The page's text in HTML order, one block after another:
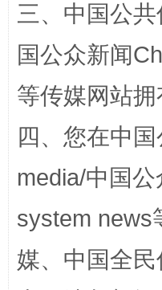
习近平的博鳌
三、中国公
国公众新闻
等传媒网站
四、您在中
media/中国
system news
媒、中国全